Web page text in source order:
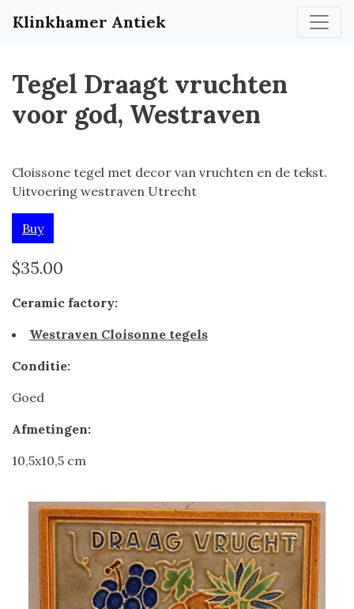
Klinkhamer Antiek
Tegel Draagt vruchten
voor god, Westraven
Cloissone tegel met decor van vruchten en de tekst.
Uitvoering westraven Utrecht
Buy
$35.00
Ceramic factory:
Westraven Cloisonne tegels
Conditie:
Goed
Afmetingen:
10,5x10,5 cm